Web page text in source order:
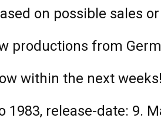
on possible sales
productions from
within the next weeks!
release-date: 9.